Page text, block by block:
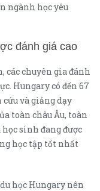
ngành học yêu
đánh giá cao
các chuyên gia đánh
Hungary có đến 67
và giảng dạy
toàn châu Âu, toàn
học sinh đang được
học tập tốt nhất
học Hungary nên